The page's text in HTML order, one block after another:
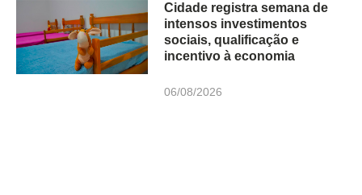
Cidade registra semana de
intensos investimentos
sociais, qualificação e
incentivo à economia
06/08/2026